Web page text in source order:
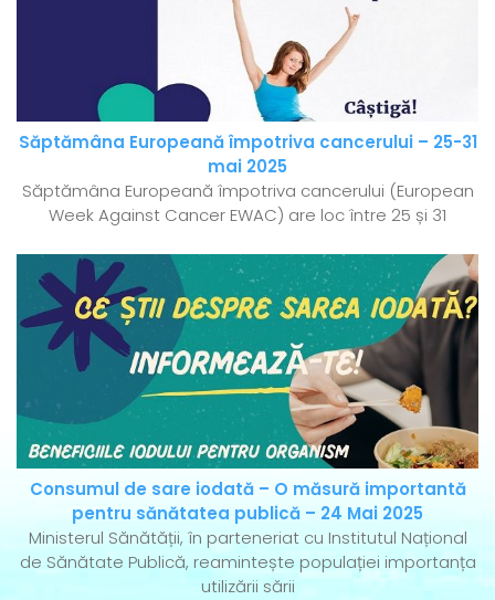
Săptămâna Europeană împotriva cancerului – 25-31
mai 2025
Săptămâna Europeană împotriva cancerului (European
Week Against Cancer EWAC) are loc între 25 și 31
Consumul de sare iodată – O măsură importantă
pentru sănătatea publică – 24 Mai 2025
Ministerul Sănătății, în parteneriat cu Institutul Național
de Sănătate Publică, reamintește populației importanța
utilizării sării